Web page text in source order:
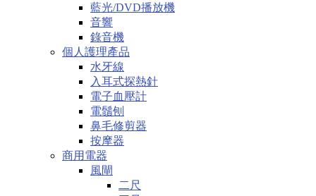
藍光/DVD播放機
音響
錄音機
個人護理產品
水牙線
入耳式探熱針
電子血壓計
電鬚刨
鼻毛修剪器
按摩器
商用電器
風閘
二尺